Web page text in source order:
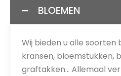
BLOEMEN
Wij bieden u alle soorten
kransen, bloemstukken,
graftakken… Allemaal